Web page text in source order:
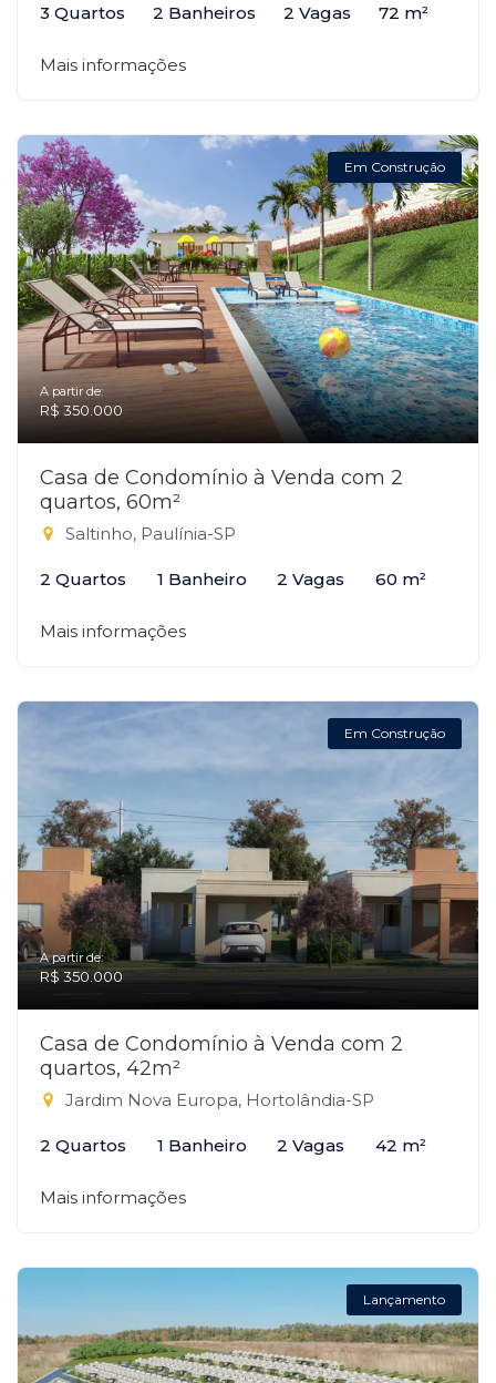
3 Quartos 2 Banheiros 2 Vagas 72 m²
Mais informações
Em Construção
A partir de:
R$ 350.000
Casa de Condomínio à Venda com 2
quartos, 60m²
Saltinho, Paulínia-SP
2 Quartos 1 Banheiro 2 Vagas 60 m²
Mais informações
Em Construção
A partir de:
R$ 350.000
Casa de Condomínio à Venda com 2
quartos, 42m²
Jardim Nova Europa, Hortolândia-SP
2 Quartos 1 Banheiro 2 Vagas 42 m²
Mais informações
Lançamento